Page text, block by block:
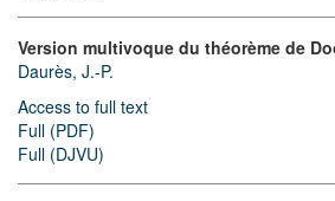
Version multivoque du théorème de
Daurès, J.-P.
Access to full text
Full (PDF)
Full (DJVU)